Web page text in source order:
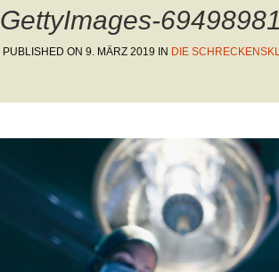
GettyImages-
PUBLISHED ON 9. MÄRZ 2019 IN DIE